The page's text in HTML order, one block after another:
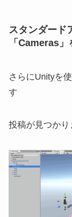
スタンダード
「Cameras
さらにUnityを
す
投稿が見つかり